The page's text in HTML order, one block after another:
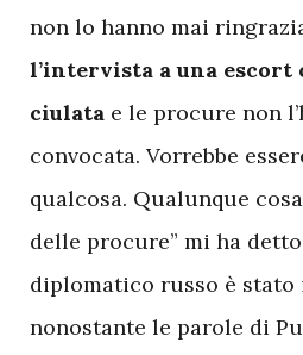
non lo hanno mai
l’intervista a una escort
ciulata e le procure non
convocata. Vorrebbe
qualcosa. Qualunque
delle procure” mi ha
diplomatico russo è
nonostante le parole di